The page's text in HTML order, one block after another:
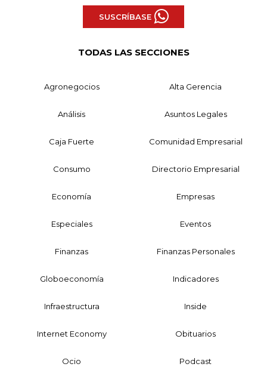
SUSCRÍBASE
TODAS LAS SECCIONES
Agronegocios Alta Gerencia
Análisis Asuntos Legales
Caja Fuerte Comunidad Empresarial
Consumo Directorio Empresarial
Economía Empresas
Especiales Eventos
Finanzas Finanzas Personales
Globoeconomía Indicadores
Infraestructura Inside
Internet Economy Obituarios
Ocio Podcast